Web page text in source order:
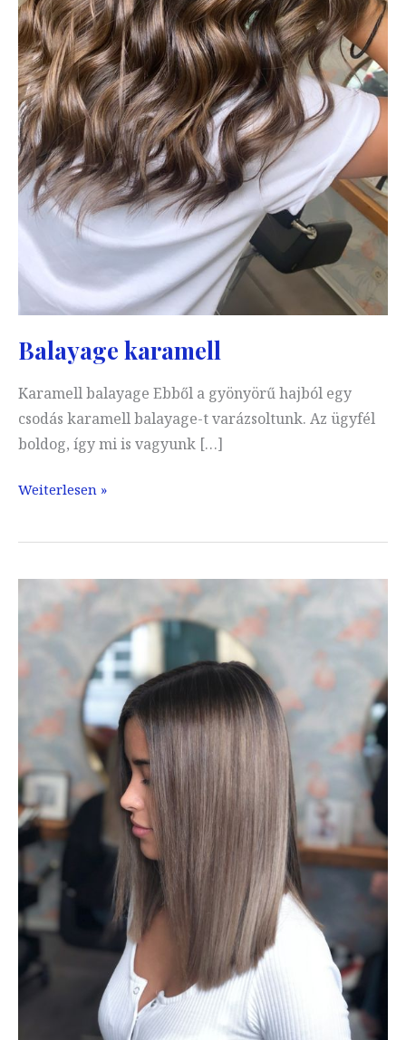
Balayage karamell
Karamell balayage Ebből a gyönyörű hajból egy
csodás karamell balayage-t varázsoltunk. Az ügyfél
boldog, így mi is vagyunk […]
Balayage
Weiterlesen »